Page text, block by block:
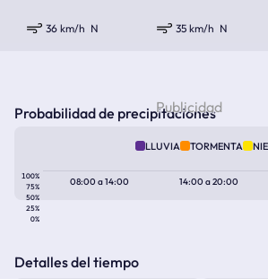
36 km/h N 35 km/h N
Probabilidad de precipitaciones
LLUVIA TORMENTA
100%
75%
50%
25%
0%
08:00a14:00 14:00a20:00
Detalles del tiempo